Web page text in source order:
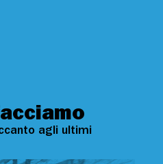
agli ultimi